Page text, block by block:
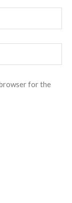
browser for the